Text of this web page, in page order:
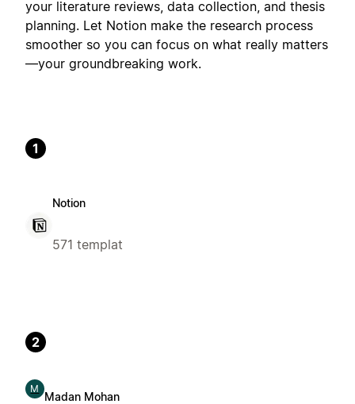
your literature reviews, data collection, and thesis
planning. Let Notion make the research process
smoother so you can focus on what really matters
—your groundbreaking work.
1
Notion
571 templat
2
M
Madan Mohan